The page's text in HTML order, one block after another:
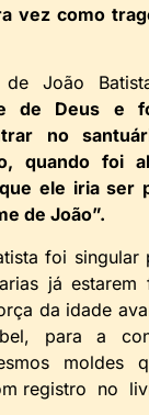
vez como
João
de Deus e
no
quando foi
ele iria ser
de João”.
foi
já
da idade
para a
moldes
registro no